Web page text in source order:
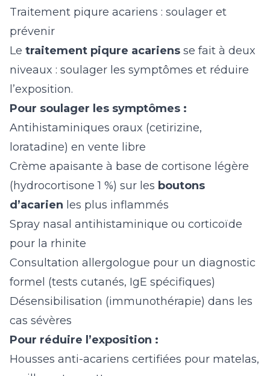
Traitement piqure acariens : soulager et
prévenir
Le traitement piqure acariens se fait à deux
niveaux : soulager les symptômes et réduire
l’exposition.
Pour soulager les symptômes :
Antihistaminiques oraux (cetirizine,
loratadine) en vente libre
Crème apaisante à base de cortisone légère
(hydrocortisone 1 %) sur les boutons
d’acarien les plus inflammés
Spray nasal antihistaminique ou corticoïde
pour la rhinite
Consultation allergologue pour un diagnostic
formel (tests cutanés, IgE spécifiques)
Désensibilisation (immunothérapie) dans les
cas sévères
Pour réduire l’exposition :
Housses anti-acariens certifiées pour matelas,